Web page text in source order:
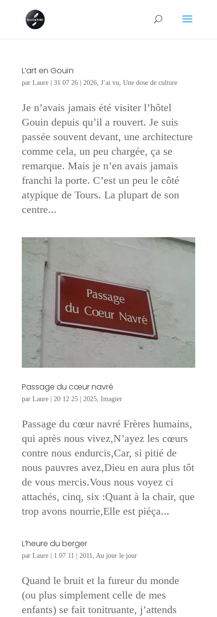
L’art en Gouïn
par Laure| 31 07 26| 2026, J’ai vu, Une dose de culture
Je n’avais jamais été visiter l’hôtel
Gouin depuis qu’il a rouvert. Je suis
passée souvent devant, une architecture
comme cela, un peu chargée, ça se
remarque. Mais je n’en avais jamais
franchi la porte. C’est un peu le côté
atypique de Tours. La plupart de son
centre...
Passage du cœur navré
par Laure| 20 12 25| 2025, Imagier
Passage du cœur navré Frères humains,
qui après nous vivez,N’ayez les cœurs
contre nous endurcis,Car, si pitié de
nous pauvres avez,Dieu en aura plus tôt
de vous mercis.Vous nous voyez ci
attachés, cinq, six :Quant à la chair, que
trop avons nourrie,Elle est piéça...
L’heure du berger
par Laure| 1 07 11 2011 Au jour le jour
Quand le bruit et la fureur du monde
(ou plus simplement celle de mes
enfants) se fait tonitruante, j’attends